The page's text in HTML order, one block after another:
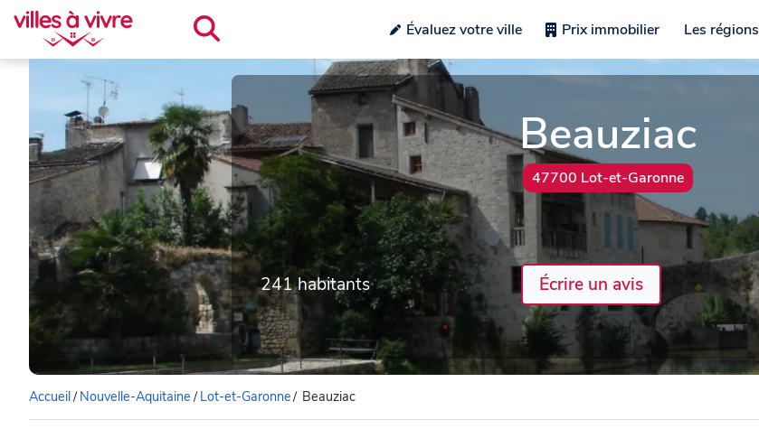
Évaluez votre ville Prix immobilier Les régions
Beauziac
47700 Lot-et-Garonne
241 habitants Écrire un avis
Accueil/ Nouvelle-Aquitaine/ Lot-et-Garonne/ Beauziac